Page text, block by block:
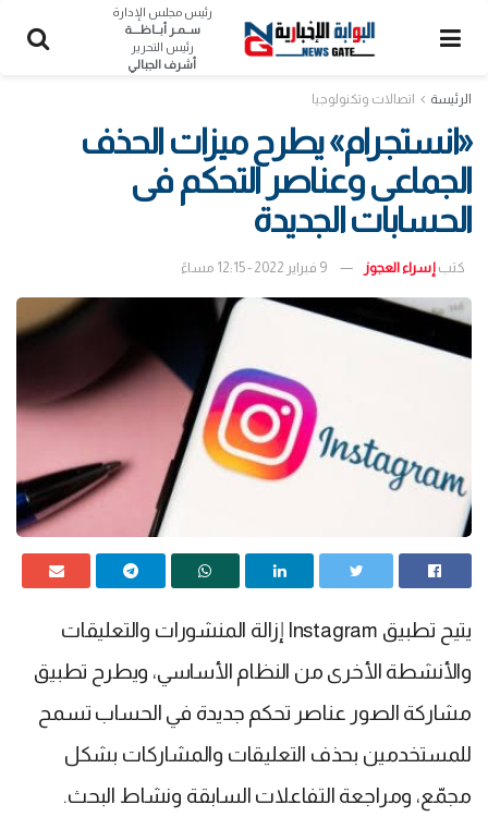
رئيس مجلس الإدارة
ســمـر أبــاظــــة
رئيس التحرير
أشرف الجبالي
الرئيسة اتصالات وتكنولوجيا
«انستجرام» يطرح ميزات الحذف
الجماعى وعناصر التحكم فى
الحسابات الجديدة
كتب إسراء العجوز 9 فبراير 2022 - 12:15 مساءً
يتيح تطبيق Instagram إزالة المنشورات والتعليقات
والأنشطة الأخرى من النظام الأساسي، ويطرح تطبيق
مشاركة الصور عناصر تحكم جديدة في الحساب تسمح
للمستخدمين بحذف التعليقات والمشاركات بشكل
مجمّع، ومراجعة التفاعلات السابقة ونشاط البحث.